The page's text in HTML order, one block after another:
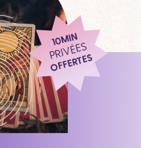
10MIN
PRIVÉES
OFFERTES